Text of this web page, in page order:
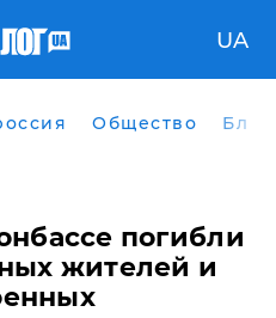
UA
Общество
погибли
жителей и